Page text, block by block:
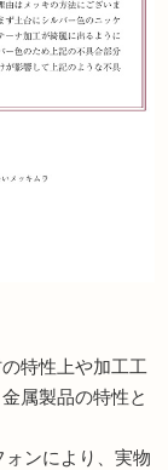
特性上や加工工
属製品の特性と
ンにより、実物